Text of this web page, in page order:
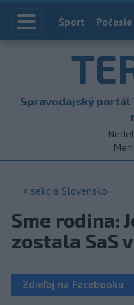
Index
Šport Počasie
Spravodajský portál
< sekcia Slovensko
Sme rodina:
zostala SaS
Zdieľaj na Facebooku